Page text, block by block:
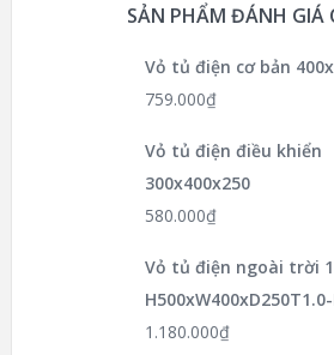
SẢN PHẨM ĐÁNH GIÁ
Vỏ tủ điện cơ bản
759.000₫
Vỏ tủ điện điều khiển
300x400x250
580.000₫
Vỏ tủ điện ngoài trời
1.180.000₫